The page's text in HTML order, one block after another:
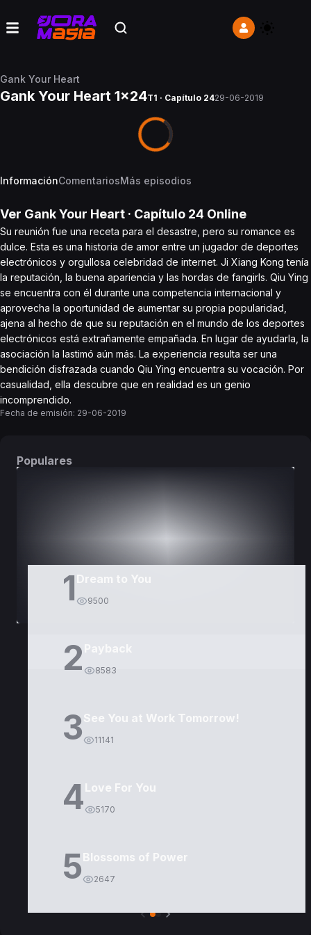
Gank Your Heart
Gank Your Heart 1x24T1 · Capítulo 2429-06-2019
InformaciónComentariosMás episodios
Ver Gank Your Heart · Capítulo 24 Online
Su reunión fue una receta para el desastre, pero su romance es
dulce. Esta es una historia de amor entre un jugador de deportes
electrónicos y orgullosa celebridad de internet. Ji Xiang Kong tenía
la reputación, la buena apariencia y las hordas de fangirls. Qiu Ying
se encuentra con él durante una competencia internacional y
aprovecha la oportunidad de aumentar su propia popularidad,
ajena al hecho de que su reputación en el mundo de los deportes
electrónicos está extrañamente empañada. En lugar de ayudarla, la
asociación la lastimó aún más. La experiencia resulta ser una
bendición disfrazada cuando Qiu Ying encuentra su vocación. Por
casualidad, ella descubre que en realidad es un genio
incomprendido.
Fecha de emisión: 29-06-2019
Populares
1 Dream to You
9500
2 8583
3See You at Work Tomorrow!
11141
4Love For You
5170
5Blossoms of Power
2647